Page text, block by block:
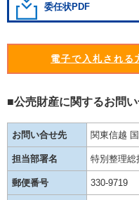
委任状PDF
電子で入札される
■公売財産に関するお問
お問い合せ先 関東信越
担当部署名 特別整理総
郵便番号 330-9719